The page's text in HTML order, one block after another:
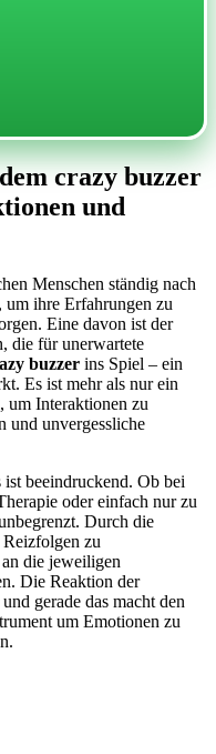
crazy buzzer
und
Menschen ständig nach
ihre Erfahrungen zu
Eine davon ist der
die für unerwartete
buzzer ins Spiel – ein
Es ist mehr als nur ein
um Interaktionen zu
und unvergessliche
beeindruckend. Ob bei
oder einfach nur zu
Durch die
zu
die jeweiligen
Die Reaktion der
gerade das macht den
um Emotionen zu